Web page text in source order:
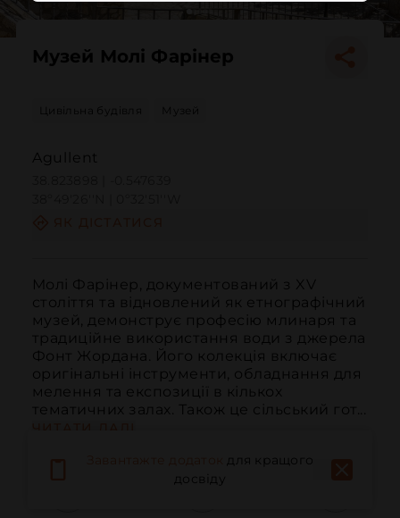
Музей Молі Фарінер
Цивільна будівля Музей
Agullent
Молі Фарінер, документований з XV
століття та відновлений як етнографічний
музей, демонструє професію млинаря та
традиційне використання води з джерела
Фонт Жордана. Його колекція включає
оригінальні інструменти, обладнання для
мелення та експозиції в кількох
тематичних залах. Також це сільський гот...
для кращого
досвіду